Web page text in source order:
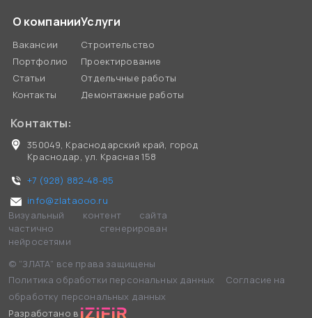
О компании
Вакансии
Портфолио
Статьи
Контакты
Услуги
Строительство
Проектирование
Отдельчные работы
Демонтажные работы
Контакты:
350049, Краснодарский край, город
Краснодар, ул. Красная 158
+7 (928) 882-48-85
info@zlataooo.ru
Визуальный контент сайта
частично сгенерирован
нейросетями
© “ЗЛАТА” все права защищены
Политика обработки персональных данных
Согласие на
обработку персональных данных
Разработано в